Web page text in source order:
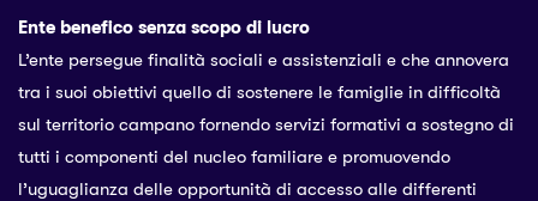
Ente benefico senza scopo di lucro
L’ente persegue finalità sociali e assistenziali e che annovera
tra i suoi obiettivi quello di sostenere le famiglie in difficoltà
sul territorio campano fornendo servizi formativi a sostegno di
tutti i componenti del nucleo familiare e promuovendo
l’uguaglianza delle opportunità di accesso alle differenti